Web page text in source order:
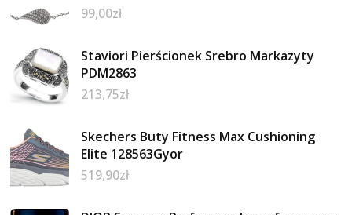
99,00zł
Staviori Pierścionek Srebro Markazyty
PDM2863
213,75zł
Skechers Buty Fitness Max Cushioning
Elite 128563Gyor
519,90zł